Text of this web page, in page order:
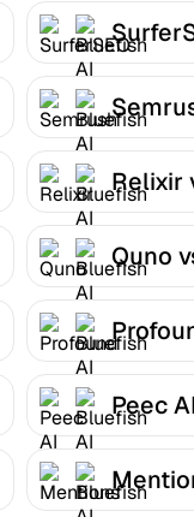
Relixir
Quno
Peec